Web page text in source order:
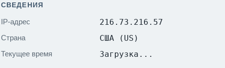
СВЕДЕНИЯ
IP-адрес 216.73.216.57
Страна США (US)
Текущее время Загрузка...